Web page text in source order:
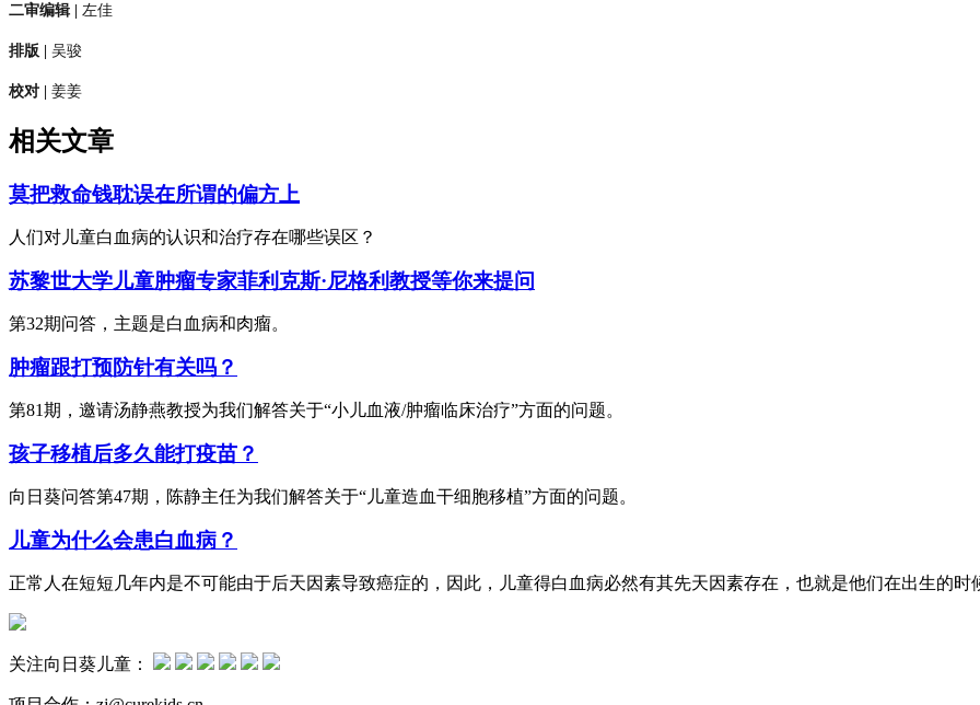
二审编辑 | 左佳
排版 | 吴骏
校对 姜姜
相关文章
莫把救命钱耽误在所谓的偏方上
人们对儿童白血病的认识和治疗存在哪些误区？
苏黎世大学儿童肿瘤专家菲利克斯·尼格利教授等你来提问
第32期问答，主题是白血病和肉瘤。
肿瘤跟打预防针有关吗？
第81期，邀请汤静燕教授为我们解答关于“小儿血液/肿瘤临床治疗”方面的问题。
孩子移植后多久能打疫苗？
向日葵问答第47期，陈静主任为我们解答关于“儿童造血干细胞移植”方面的问题。
儿童为什么会患白血病？
正常人在短短几年内是不可能由于后天因素导致癌症的，因此，儿童得白血病必然有其先天因素存在，也就是他们在出生的时
关注向日葵儿童：